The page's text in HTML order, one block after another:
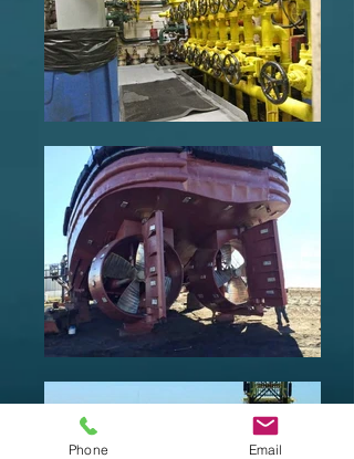
Phone Email